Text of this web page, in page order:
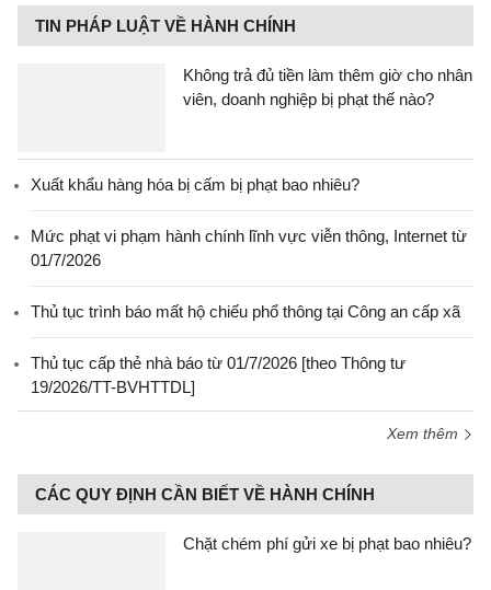
TIN PHÁP LUẬT VỀ HÀNH CHÍNH
Không trả đủ tiền làm thêm giờ cho nhân
viên, doanh nghiệp bị phạt thế nào?
Xuất khẩu hàng hóa bị cấm bị phạt bao nhiêu?
Mức phạt vi phạm hành chính lĩnh vực viễn thông, Internet từ
01/7/2026
Thủ tục trình báo mất hộ chiếu phổ thông tại Công an cấp xã
Thủ tục cấp thẻ nhà báo từ 01/7/2026 [theo Thông tư
19/2026/TT-BVHTTDL]
Xem thêm
CÁC QUY ĐỊNH CẦN BIẾT VỀ HÀNH CHÍNH
Chặt chém phí gửi xe bị phạt bao nhiêu?